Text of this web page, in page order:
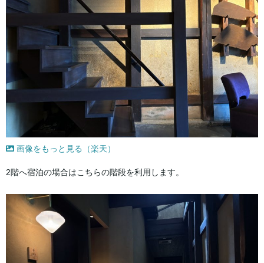
画像をもっと見る（楽天）
2階へ宿泊の場合はこちらの階段を利用します。